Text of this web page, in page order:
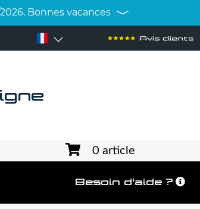
Bonnes vacances
Avis clients
0 article
Besoin d'aide ?